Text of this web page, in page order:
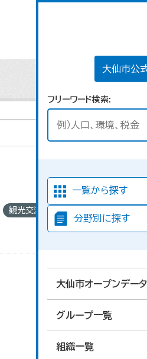
大仙市公
フリーワード検索
一覧から探す
分野別に探す
大仙市オープンデー
グループ一覧
組織一覧
観光交流課